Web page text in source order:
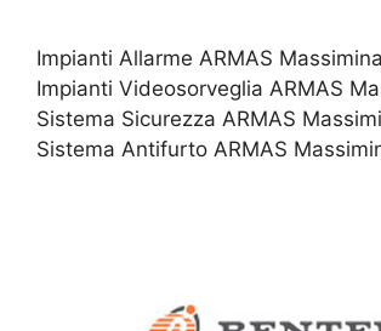
Impianti Allarme ARMAS Massimina
Impianti Videosorveglia ARMAS
Sistema Sicurezza ARMAS
Sistema Antifurto ARMAS